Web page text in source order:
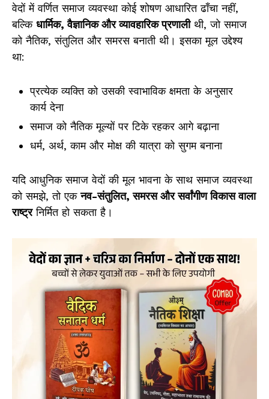
वेदों में वर्णित समाज व्यवस्था कोई शोषण आधारित ढाँचा नहीं,
बल्कि धार्मिक, वैज्ञानिक और व्यावहारिक प्रणालीथी, जो समाज
को नैतिक, संतुलित और समरस बनाती थी। इसका मूल उद्देश्य
था:
प्रत्येक व्यक्ति को उसकी स्वाभाविक क्षमता के अनुसार
कार्य देना
समाज को नैतिक मूल्यों पर टिके रहकर आगे बढ़ाना
धर्म, अर्थ, काम और मोक्ष की यात्रा को सुगम बनाना
यदि आधुनिक समाज वेदों की मूल भावना के साथ समाज व्यवस्था
को समझे, तो एकनव-संतुलित, समरस और सर्वांगीण विकास वाला
राष्ट्रनिर्मित हो सकता है।